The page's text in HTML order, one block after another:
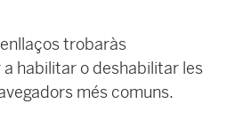
trobaràs
habilitar o deshabilitar les
més comuns.